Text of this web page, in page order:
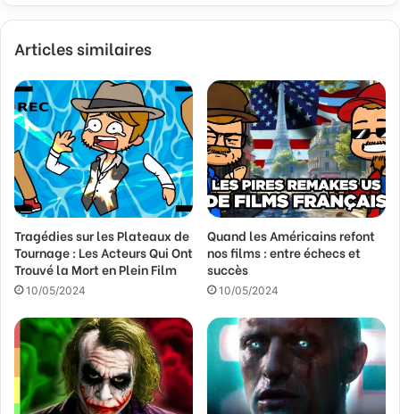
z
o
r
e
a
r
e
s
s
e
E
m
a
l
Articles similaires
Tragédies sur les Plateaux de
Tournage : Les Acteurs Qui Ont
Trouvé la Mort en Plein Film
10/05/2024
Quand les Américains refont
nos films : entre échecs et
succès
10/05/2024